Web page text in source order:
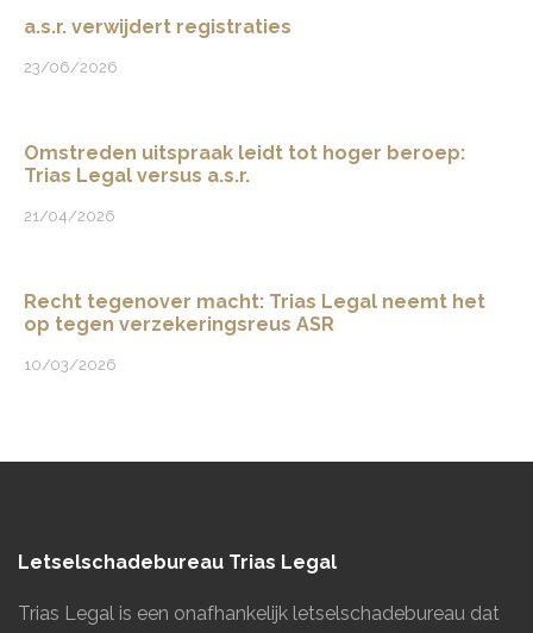
a.s.r. verwijdert registraties
23/06/2026
Omstreden uitspraak leidt tot hoger beroep:
Trias Legal versus a.s.r.
21/04/2026
Recht tegenover macht: Trias Legal neemt het
op tegen verzekeringsreus ASR
10/03/2026
Letselschadebureau Trias Legal
Trias Legal is een onafhankelijk letselschadebureau dat